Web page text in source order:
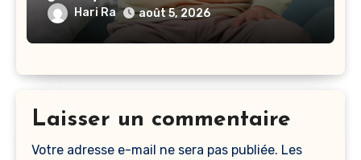
Hari Ra août 5, 2026
Laisser un commentaire
Votre adresse e-mail ne sera pas publiée. Les